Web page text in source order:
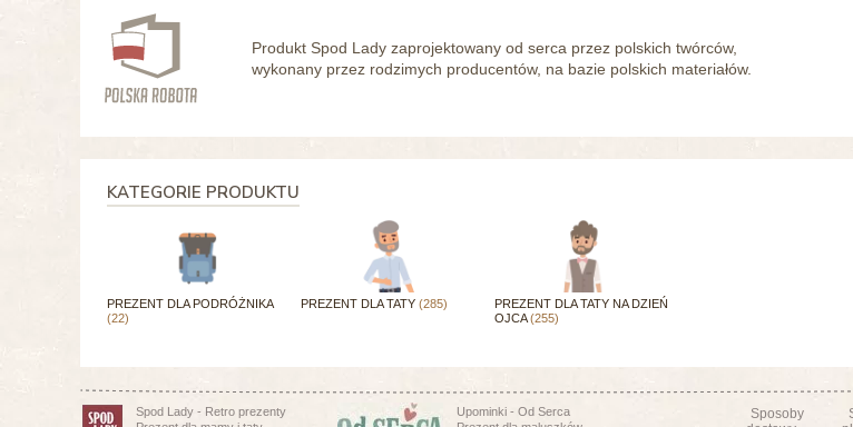
Produkt Spod Lady zaprojektowany od serca przez polskich twórców,
wykonany przez rodzimych producentów, na bazie polskich materiałów.
KATEGORIE PRODUKTU
PREZENT DLA PODRÓŻNIKA
(22)
PREZENT DLA TATY (285)
PREZENT DLA TATY NA DZIEŃ
OJCA(255)
Spod Lady - Retro prezenty
Upominki - Od Serca
Sposoby